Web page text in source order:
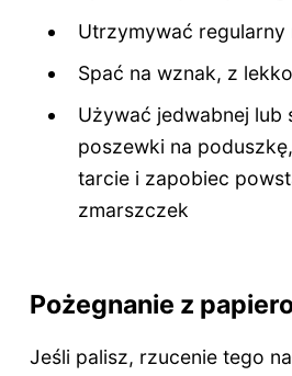
Utrzymywać regularny
Spać na wznak, z
Używać jedwabnej lub
poszewki na
tarcie i zapobiec
zmarszczek
Pożegnanie z
Jeśli palisz, rzucenie tego